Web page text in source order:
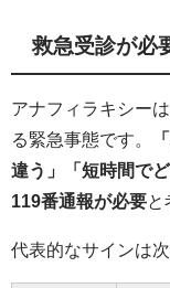
救急受診が必
アナフィラキシー
る緊急事態です。
違う」「短時間で
119番通報が必要と
代表的なサインは次